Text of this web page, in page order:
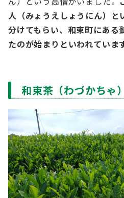
人（みょうえしょうにん）と
分けてもらい、和束町にある
たのが始まりといわれています
和束茶（わづかちゃ